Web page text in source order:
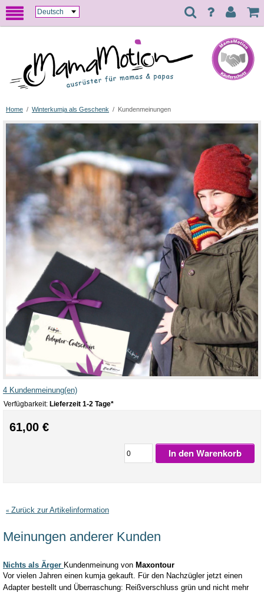
Home / Winterkumja als Geschenk / Kundenmeinungen
4 Kundenmeinung(en)
Verfügbarkeit: Lieferzeit 1-2 Tage*
61,00 €
In den Warenkorb
« Zurück zur Artikelinformation
Meinungen anderer Kunden
Nichts als Ärger Kundenmeinung von Maxontour
Vor vielen Jahren einen kumja gekauft. Für den Nachzügler jetzt einen
Adapter bestellt und Überraschung: Reißverschluss grün und nicht mehr